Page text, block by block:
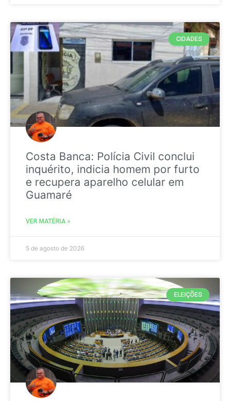
CIDADES
Costa Banca: Polícia Civil conclui
inquérito, indicia homem por furto
e recupera aparelho celular em
Guamaré
VER MATÉRIA »
5 de agosto de 2026
ELEIÇÕES